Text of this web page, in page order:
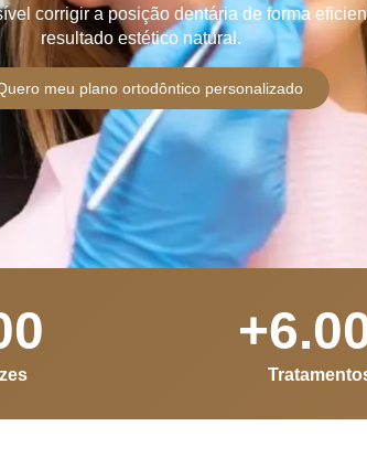
corrigir a posição dentária de forma
resultado estético natural.
meu plano ortodôntico personalizado
+